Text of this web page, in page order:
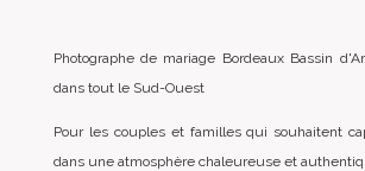
Photographe de mariage Bordeaux Bassin
dans tout le Sud-Ouest
Pour les couples et familles qui souhaitent
dans une atmosphère chaleureuse et